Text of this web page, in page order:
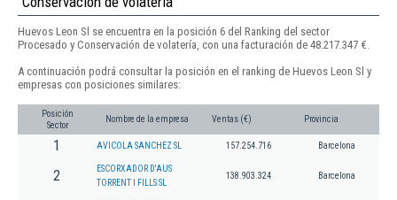
Huevos Leon Sl se encuentra en la posición 6 del Ranking del sector
Procesado y Conservación de volatería, con una facturación de 48.217.347 €.
A continuación podrá consultar la posición en el ranking de Huevos Leon Sl y
empresas con posiciones similares:
Posición
Sector
Nombre de la empresa Ventas (€) Provincia
1 AVICOLA SANCHEZ SL 157.254.716 Barcelona
2
ESCORXADOR D'AUS
TORRENT I FILLS SL
138.903.324 Barcelona